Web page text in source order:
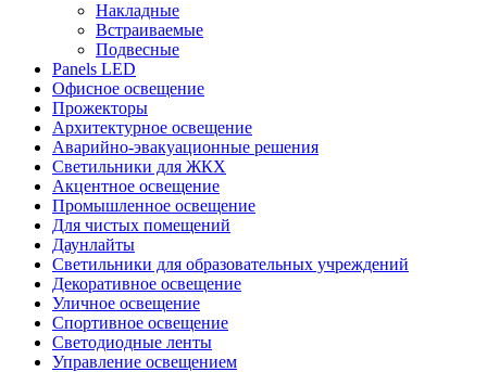
Накладные
Встраиваемые
Подвесные
Panels LED
Офисное освещение
Прожекторы
Архитектурное освещение
Аварийно-эвакуационные решения
Светильники для ЖКХ
Акцентное освещение
Промышленное освещение
Для чистых помещений
Даунлайты
Светильники для образовательных учреждений
Декоративное освещение
Уличное освещение
Спортивное освещение
Светодиодные ленты
Управление освещением